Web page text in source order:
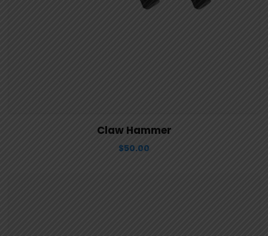
View DetailsClaw Hammer
$50.00